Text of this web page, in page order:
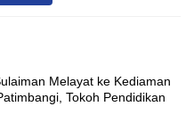
Melayat ke Kediaman
Tokoh Pendidikan